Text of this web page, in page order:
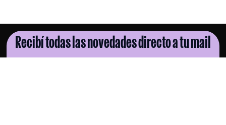
Recibí todas las novedades directo a tu mail